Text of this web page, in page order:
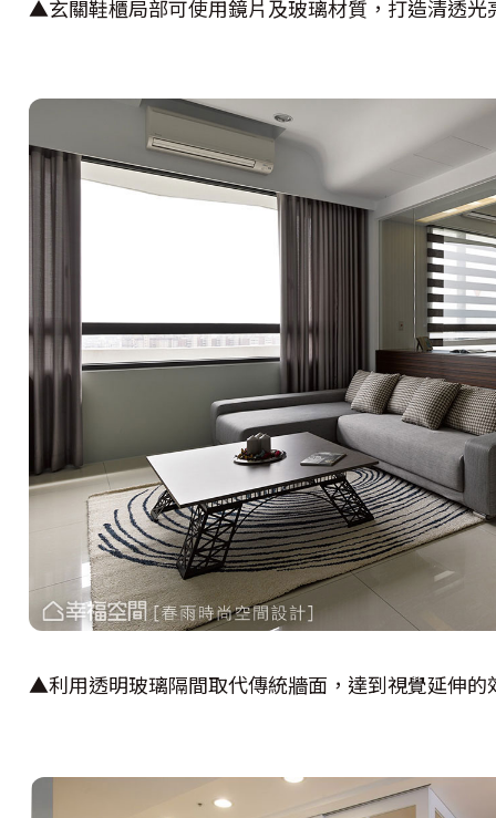
▲玄關鞋櫃局部可使用鏡片及玻璃材質，打造清透光
▲利用透明玻璃隔間取代傳統牆面，達到視覺延伸的